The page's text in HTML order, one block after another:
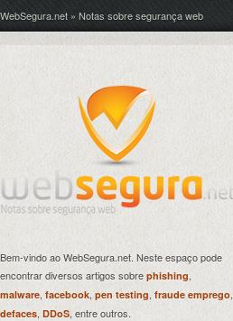
WebSegura.net » Notas sobre segurança web
Bem-vindo ao WebSegura.net. Neste espaço pode
encontrar diversos artigos sobre phishing,
malware, facebook, pen testing fraude emprego,
defaces, DDoS, entre outros.